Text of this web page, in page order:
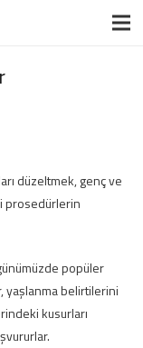
düzeltmek, genç ve
prosedürlerin
popüler
yaşlanma belirtilerini
kusurları